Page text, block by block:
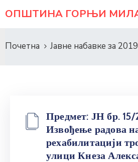
ОПШТИНА ГОРЊИ
Почетна Јавне набавке за
Предмет: ЈН бр. 15/
Извођење радова
рехабилитацији
улици Кнеза